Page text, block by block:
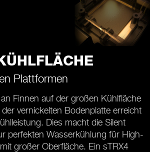
Plattformen
Finnen auf der großen Kühlfläche
vernickelten Bodenplatte erreicht
Dies macht die Silent
perfekten Wasserkühlung für High-
großer Oberfläche. Ein sTRX4